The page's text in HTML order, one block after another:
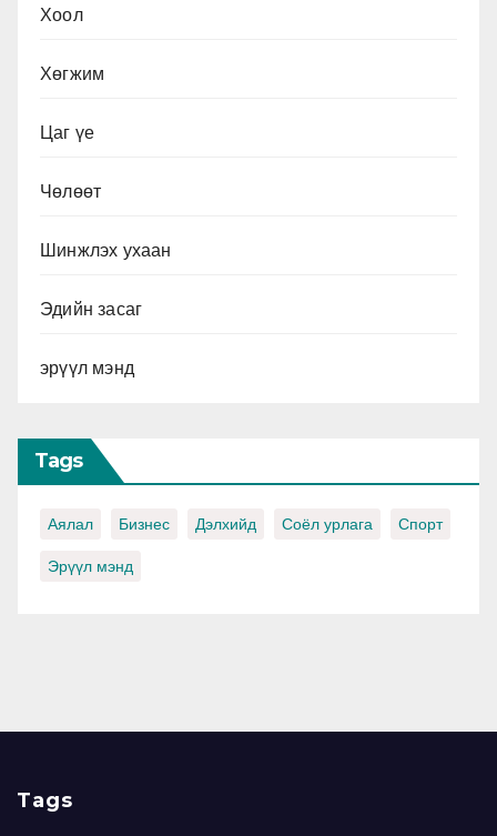
Хоол
Хөгжим
Цаг үе
Чөлөөт
Шинжлэх ухаан
Эдийн засаг
эрүүл мэнд
Tags
Аялал Бизнес Дэлхийд Соёл урлага Спорт
Эрүүл мэнд
Tags